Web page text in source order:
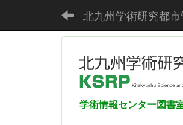
北九州学術研究都
学術情報センター図書